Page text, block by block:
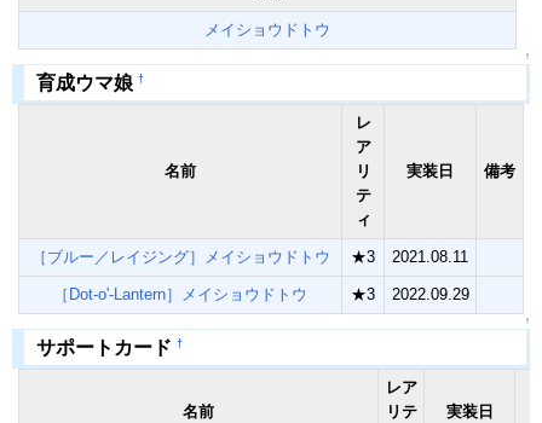
メイショウドトウ
↑
育成ウマ娘 †
名前
レ
ア
リ
テ
ィ
実装日 備考
［ブルー／レイジング］メイショウドトウ ★3 2021.08.11
［Dot-o'-Lantern］メイショウドトウ ★3 2022.09.29
↑
サポートカード †
名前
レア
リテ
実装日